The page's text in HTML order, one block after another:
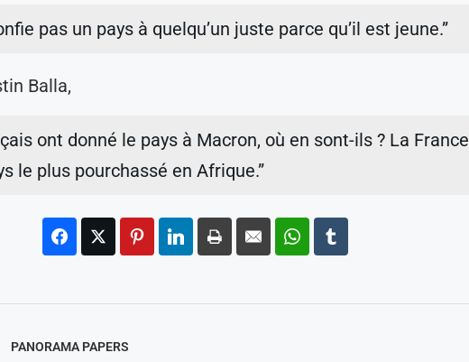
pas un pays à quelqu’un juste parce qu’il est jeune.”
Balla,
ont donné le pays à Macron, où en sont-ils ? La France
le plus pourchassé en Afrique.”
PANORAMA PAPERS